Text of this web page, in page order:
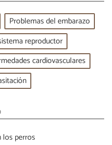
Problemas del embarazo
reproductor
cardiovasculares
los perros